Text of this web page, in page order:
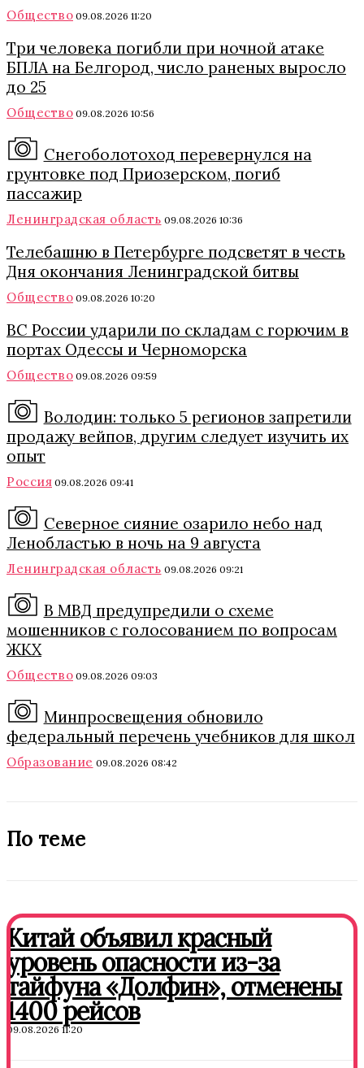
Общество 09.08.2026 11:20
Три человека погибли при ночной атаке
БПЛА на Белгород, число раненых выросло
до 25
Общество 09.08.2026 10:56
Снегоболотоход перевернулся на
грунтовке под Приозерском, погиб
пассажир
Ленинградская область 09.08.2026 10:36
Телебашню в Петербурге подсветят в честь
Дня окончания Ленинградской битвы
Общество 09.08.2026 10:20
ВС России ударили по складам с горючим в
портах Одессы и Черноморска
Общество 09.08.2026 09:59
Володин: только 5 регионов запретили
продажу вейпов, другим следует изучить их
опыт
Россия 09.08.2026 09:41
Северное сияние озарило небо над
Ленобластью в ночь на 9 августа
Ленинградская область 09.08.2026 09:21
В МВД предупредили о схеме
мошенников с голосованием по вопросам
ЖКХ
Общество 09.08.2026 09:03
Минпросвещения обновило
федеральный перечень учебников для школ
Образование 09.08.2026 08:42
По теме
Китай объявил красный
уровень опасности из-за
тайфуна «Долфин», отменены
1400 рейсов
09.08.2026 11:20